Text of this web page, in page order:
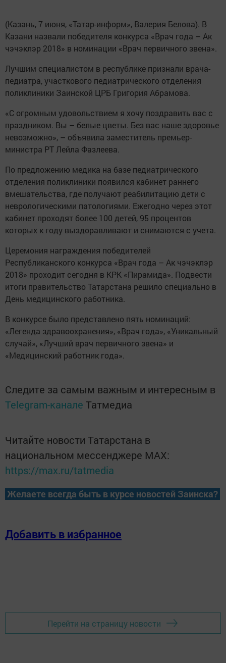
(Казань, 7 июня, «Татар-информ», Валерия Белова). В
Казани назвали победителя конкурса «Врач года – Ак
чэчэклэр 2018» в номинации «Врач первичного звена».
Лучшим специалистом в республике признали врача-
педиатра, участкового педиатрического отделения
поликлиники Заинской ЦРБ Григория Абрамова.
«С огромным удовольствием я хочу поздравить вас с
праздником. Вы – белые цветы. Без вас наше здоровье
невозможно», – объявила заместитель премьер-
министра РТ Лейла Фазлеева.
По предложению медика на базе педиатрического
отделения поликлиники появился кабинет раннего
вмешательства, где получают реабилитацию дети с
неврологическими патологиями. Ежегодно через этот
кабинет проходят более 100 детей, 95 процентов
которых к году выздоравливают и снимаются с учета.
Церемония награждения победителей
Республиканского конкурса «Врач года – Ак чэчэклэр
2018» проходит сегодня в КРК «Пирамида». Подвести
итоги правительство Татарстана решило специально в
День медицинского работника.
В конкурсе было представлено пять номинаций:
«Легенда здравоохранения», «Врач года», «Уникальный
случай», «Лучший врач первичного звена» и
«Медицинский работник года».
Следите за самым важным и интересным в
Telegram-канале Татмедиа
Читайте новости Татарстана в
национальном мессенджере MАХ:
https://max.ru/tatmedia
Желаете всегда быть в курсе новостей Заинска?
Добавить в избранное
Перейти на страницу новости